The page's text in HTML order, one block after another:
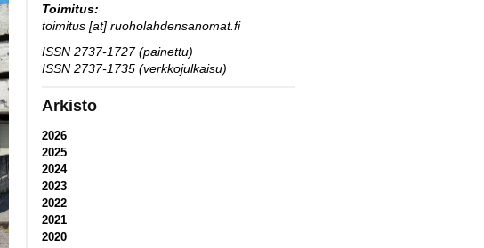
Toimitus:
toimitus [at] ruoholahdensanomat.fi
ISSN 2737-1727 (painettu)
ISSN 2737-1735 (verkkojulkaisu)
Arkisto
2026
2025
2024
2023
2022
2021
2020